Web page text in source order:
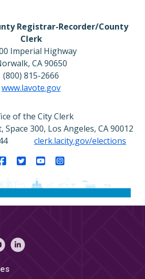
Registrar-Recorder/County
Clerk
Imperial Highway
CA 90650
(800) 815-2666
www.lavote.gov
of the City Clerk
Space 300, Los Angeles, CA 90012
0444 clerk.lacity.gov/elections
Facebook
Twitter YouTubeInstagram